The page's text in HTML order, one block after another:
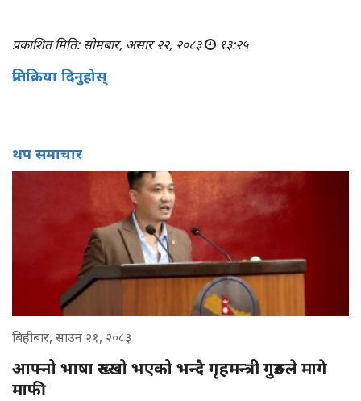
प्रकाशित मिति: सोमबार, असार २२, २०८३ १३:२५
प्रतिक्रिया दिनुहोस्
थप समाचार
बिहीबार, साउन २१, २०८३
आफ्नो भाषा रुख्खो भएको भन्दै गृहमन्त्री गुरुङले मागे
माफी